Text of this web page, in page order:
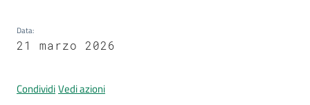
e
r
m
Data:
21 marzo 2026
CondividiVedi azioni